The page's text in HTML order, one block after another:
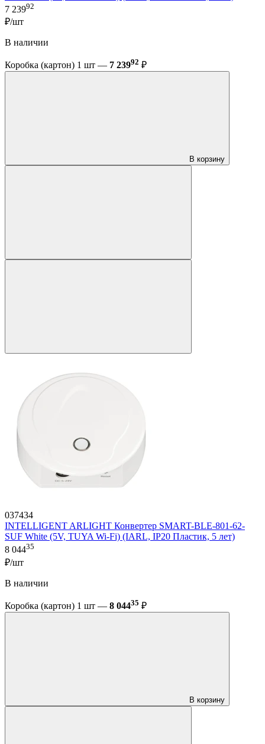
7 23992
₽/шт
В наличии
Коробка (картон) 1 шт — 7 23992 ₽
В корзину
037434
INTELLIGENT ARLIGHT Конвертер SMART-BLE-801-62-
SUF White (5V, TUYA Wi-Fi) (IARL, IP20 Пластик, 5 лет)
8 04435
₽/шт
В наличии
Коробка (картон) 1 шт — 8 04435 ₽
В корзину